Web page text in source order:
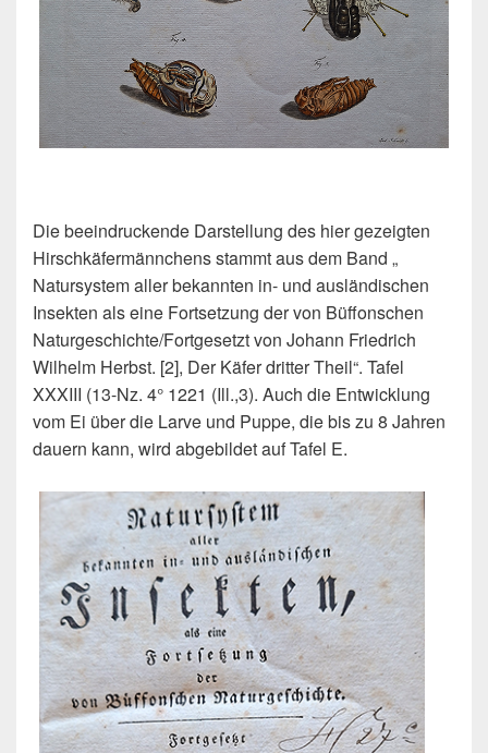
Die beeindruckende Darstellung des hier gezeigten
Hirschkäfermännchens stammt aus dem Band „
Natursystem aller bekannten in- und ausländischen
Insekten als eine Fortsetzung der von Büffonschen
Naturgeschichte/Fortgesetzt von Johann Friedrich
Wilhelm Herbst. [2], Der Käfer dritter Theil“. Tafel
XXXIII (13-Nz. 4° 1221 (Ill.,3). Auch die Entwicklung
vom Ei über die Larve und Puppe, die bis zu 8 Jahren
dauern kann, wird abgebildet auf Tafel E.